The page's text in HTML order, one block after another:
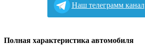
Наш телеграмм канал
Полная характеристика автомобиля